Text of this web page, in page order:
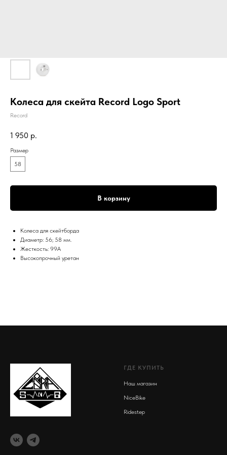
Колеса для скейта Record Logo Sport
Record
1 950 р.
Размер
58
В корзину
Колеса для скейтборда
Диаметр: 56; 58 мм.
Жесткость: 99A
Высокопрочный уретан
ГДЕ КУПИТЬ
Наш магазин
NiceBike
Ridestep